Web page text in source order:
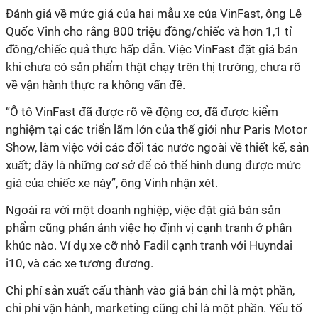
Đánh giá về mức giá của hai mẫu xe của VinFast, ông Lê
Quốc Vinh cho rằng 800 triệu đồng/chiếc và hơn 1,1 tỉ
đồng/chiếc quả thực hấp dẫn. Việc VinFast đặt giá bán
khi chưa có sản phẩm thật chạy trên thị trường, chưa rõ
về vận hành thực ra không vấn đề.
“Ô tô VinFast đã được rõ về động cơ, đã được kiểm
nghiệm tại các triển lãm lớn của thế giới như Paris Motor
Show, làm việc với các đối tác nước ngoài về thiết kế, sản
xuất; đây là những cơ sở để có thể hình dung được mức
giá của chiếc xe này”, ông Vinh nhận xét.
Ngoài ra với một doanh nghiệp, việc đặt giá bán sản
phẩm cũng phán ánh việc họ định vị cạnh tranh ở phân
khúc nào. Ví dụ xe cỡ nhỏ Fadil cạnh tranh với Huyndai
i10, và các xe tương đương.
Chi phí sản xuất cấu thành vào giá bán chỉ là một phần,
chi phí vận hành, marketing cũng chỉ là một phần. Yếu tố